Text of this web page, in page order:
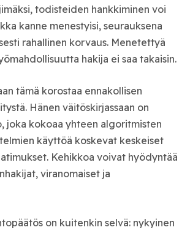
todisteiden hankkiminen voi
kanne menestyisi, seurauksena
rahallinen korvaus. Menetettyä
hakija ei saa takaisin.
tämä korostaa ennakollisen
Hänen väitöskirjassaan on
joka kokoaa yhteen algoritmisten
käyttöä koskevat keskeiset
Kehikkoa voivat hyödyntää
viranomaiset ja
on kuitenkin selvä: nykyinen